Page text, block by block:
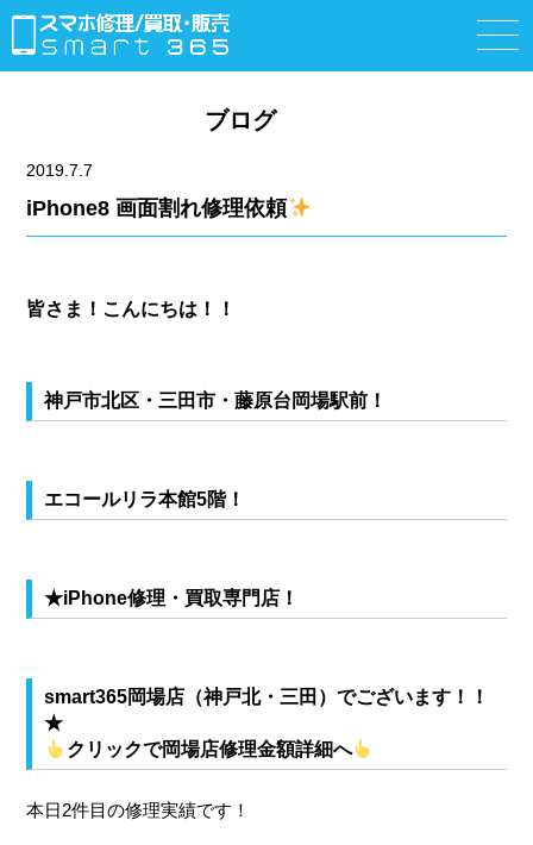
ブログ
2019.7.7
iPhone8 画面割れ修理依頼
皆さま！こんにちは！！
神戸市北区・三田市・藤原台岡場駅前！
エコールリラ本館5階！
★iPhone修理・買取専門店！
smart365岡場店（神戸北・三田）でございます！！
★
クリックで岡場店修理金額詳細へ
本日2件目の修理実績です！